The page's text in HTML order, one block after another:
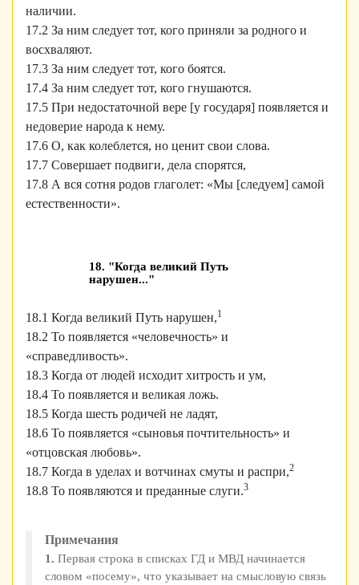
наличии.
17.2 За ним следует тот, кого приняли за родного и
восхваляют.
17.3 За ним следует тот, кого боятся.
17.4 За ним следует тот, кого гнушаются.
17.5 При недостаточной вере [у государя] появляется и
недоверие народа к нему.
17.6 О, как колеблется, но ценит свои слова.
17.7 Совершает подвиги, дела спорятся,
17.8 А вся сотня родов глаголет: «Мы [следуем] самой
естественности».
18. "Когда великий Путь
нарушен..."
18.1 Когда великий Путь нарушен,1
18.2 То появляется «человечность» и
«справедливость».
18.3 Когда от людей исходит хитрость и ум,
18.4 То появляется и великая ложь.
18.5 Когда шесть родичей не ладят,
18.6 То появляется «сыновья почтительность» и
«отцовская любовь».
18.7 Когда в уделах и вотчинах смуты и распри,2
18.8 То появляются и преданные слуги.3
Примечания
1. Первая строка в списках ГД и МВД начинается
словом «посему», что указывает на смысловую связь